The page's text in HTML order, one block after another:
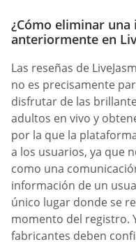
¿Cómo eliminar
anteriormente en
Las reseñas de
no es precisamente
disfrutar de las
adultos en vivo y
por la que la
a los usuarios, ya que
como una
información de un
único lugar donde se
momento del registro.
fabricantes deben